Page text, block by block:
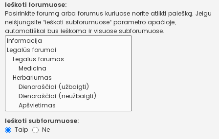
Ieškoti forumuose:
Pasirinkite forumą arba forumus kuriuose norite atlikti paiešką. Jeigu
neišjungsite “ieškoti subforumuose“ parametro apačioje,
automatiškai bus ieškoma ir visuose subforumuose.
Ieškoti subforumuose:
Taip
Ne